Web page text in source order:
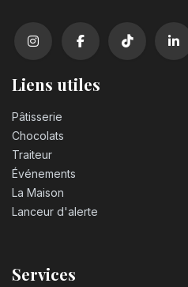
Liens utiles
Pâtisserie
Chocolats
Traiteur
Événements
La Maison
Lanceur d'alerte
Services